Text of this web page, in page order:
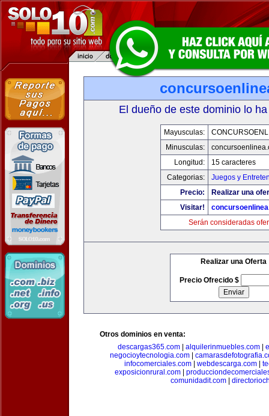
El dueño de este dominio lo
Mayusculas:
Minusculas:
Longitud:
15 caracteres
Categorias:
Juegos y
Precio:
Realizar una
Visitar!
Serán consideradas
Realizar una Oferta
Precio Ofrecido $
Otros dominios en venta:
descargas365.com| alquilerinmuebles.com|
negocioytecnologia.com
infocomerciales.com| webdescarga.com|
exposicionrural.com
comunidadit.com|